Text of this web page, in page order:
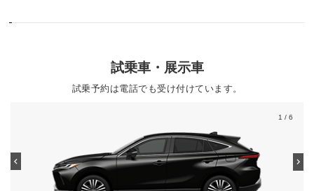
試乗車・展示車
試乗予約は電話でも受け付けています。
1 / 6